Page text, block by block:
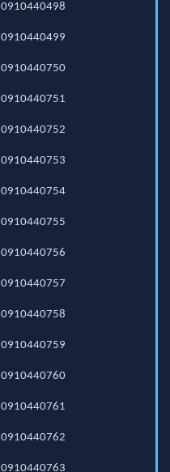
0910440498
0910440499
0910440750
0910440751
0910440752
0910440753
0910440754
0910440755
0910440756
0910440757
0910440758
0910440759
0910440760
0910440761
0910440762
0910440763